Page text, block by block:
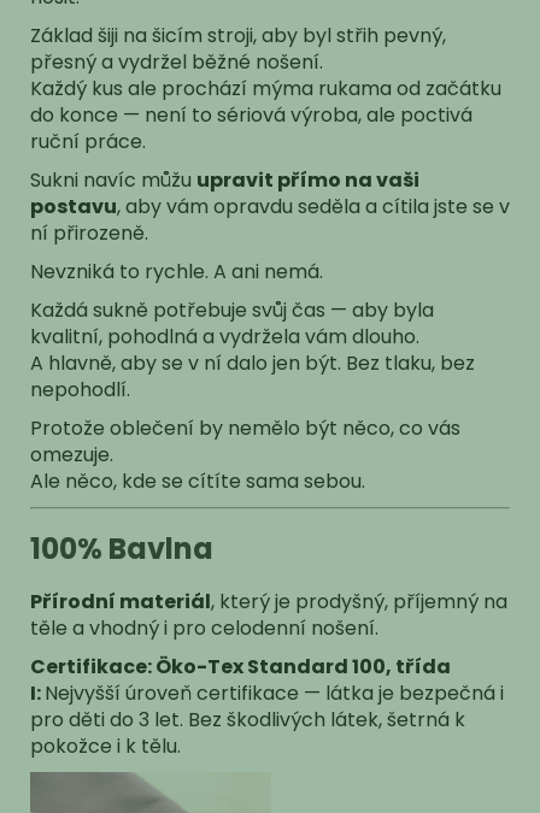
Základ šiji na šicím stroji, aby byl střih pevný,
přesný a vydržel běžné nošení.
Každý kus ale prochází mýma rukama od začátku
do konce — není to sériová výroba, ale poctivá
ruční práce.
Sukni navíc můžu upravit přímo na vaši
postavu, aby vám opravdu seděla a cítila jste se v
ní přirozeně.
Nevzniká to rychle. A ani nemá.
Každá sukně potřebuje svůj čas — aby byla
kvalitní, pohodlná a vydržela vám dlouho.
A hlavně, aby se v ní dalo jen být. Bez tlaku, bez
nepohodlí.
Protože oblečení by nemělo být něco, co vás
omezuje.
Ale něco, kde se cítíte sama sebou.
100% Bavlna
Přírodní materiál, který je prodyšný, příjemný na
těle a vhodný i pro celodenní nošení.
Certifikace: Öko-Tex Standard 100, třída
I:Nejvyšší úroveň certifikace — látka je bezpečná i
pro děti do 3 let. Bez škodlivých látek, šetrná k
pokožce i k tělu.